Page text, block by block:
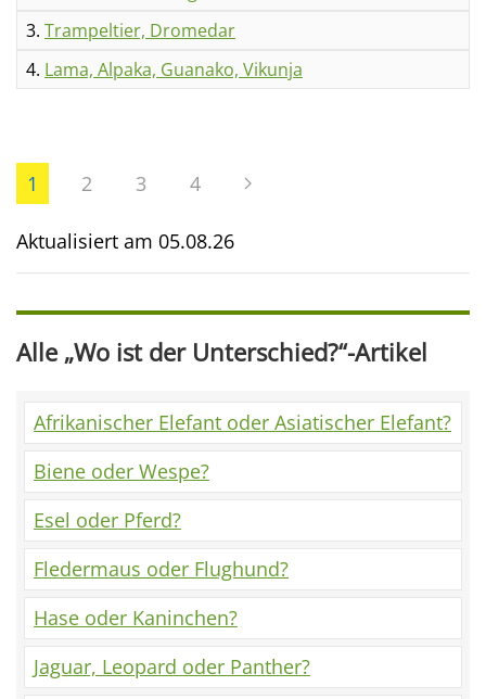
3. Trampeltier, Dromedar
4. Lama, Alpaka, Guanako, Vikunja
1 2 3 4
Aktualisiert am 05.08.26
Alle „Wo ist der Unterschied?“-Artikel
Afrikanischer Elefant oder Asiatischer Elefant?
Biene oder Wespe?
Esel oder Pferd?
Fledermaus oder Flughund?
Hase oder Kaninchen?
Jaguar, Leopard oder Panther?